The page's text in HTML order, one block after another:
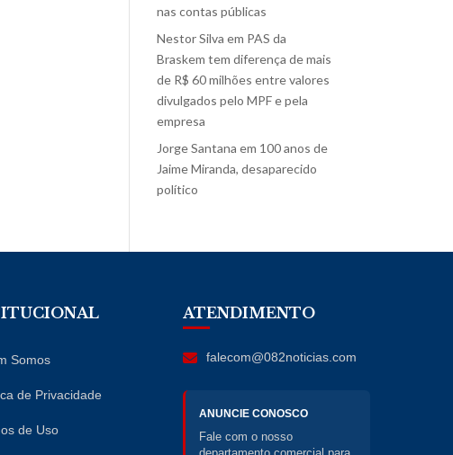
nas contas públicas
Nestor Silva em PAS da
Braskem tem diferença de mais
de R$ 60 milhões entre valores
divulgados pelo MPF e pela
empresa
Jorge Santana em 100 anos de
Jaime Miranda, desaparecido
político
Somos
de Privacidade
de Uso
ATENDIMENTO
falecom@082noticias.com
ANUNCIE CONOSCO
Fale com o nosso